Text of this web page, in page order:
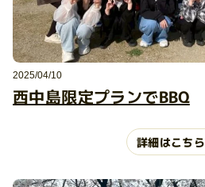
2025/04/10
西中島限定プランでBBQ
詳細はこちら